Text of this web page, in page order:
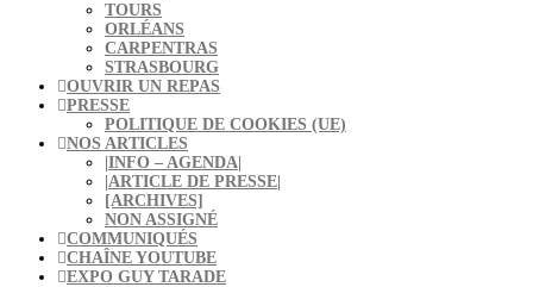
TOURS
ORLÉANS
CARPENTRAS
STRASBOURG
OUVRIR UN REPAS
PRESSE
POLITIQUE DE COOKIES (UE)
NOS ARTICLES
|INFO – AGENDA|
|ARTICLE DE PRESSE|
[ARCHIVES]
NON ASSIGNÉ
COMMUNIQUÉS
CHAÎNE YOUTUBE
EXPO GUY TARADE